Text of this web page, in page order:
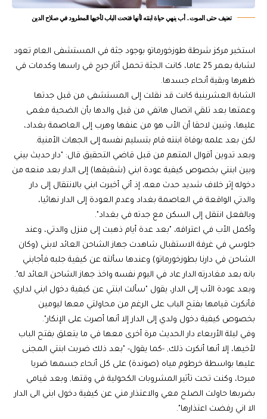
تعنيف حتى الموت.. أب ينهي حياة ابنته لأنها فتحت الباب لأخيها المطرود في صلاح الدين
استخبر مركز شرطة طوزخورماتو بوجود جثة في المستشفى العام تعود
لشابة بعمر 25 عاما، كانت الجثة تحمل آثار جرح في راسها وكدمات في
ظهرها وبقية أنحاء جسدها.
الشابة العشرينية كانت قد نقلت إلى المستشفى من قبل جدتها
وعمتها بعد تلقي اتصال هاتفي من قبل والدها بأن الضحية مغمى
عليها، وتبين لاحقا أن الأب هو من عنفها وهرب إلى العاصمة بغداد،
لكن بعد علمه بوفاة ابنته قام بتسليم نفسه إلى الجهات الأمنية.
وبعد تدوين أقوال المتهم من قبل قاضي التحقيق قال: "دار حديث بيني
وبين ابنتي بخصوص كيفية عودة ابني (شقيقها) إلى الدار بعد منعه من
دخوله إثر خلاف شديد حدث معه، إذ أني أخبرت ابني بالانتقال إلى دار
والدتي الواقعة في العاصمة بغداد وعدم العودة إلى الدار نهائيا،
وبالفعل انتقل إلى السكن مع جدته في بغداد".
وأكمل الأب في اعترافه، "بعد عدة أيام ذهبت إلى منزل والدتي، وعند
جلوسي في غرفة الاستقبال شاهدت جهاز الشاحن العائد لابني (وكان
الشاحن في دارنا بطوزخورماتو) وعندها سألته عن كيفية جلبه فأجابني
بانه بعد مغادرته الدار عاد في اليوم نفسه واخذ جهاز الشاحن العائد له".
وبعد عودة الأب إلى الدار، يقول "سألت ابنتي عن كيفية دخول ابني لداري
فأنكرت قيامها بفتح الباب على الرغم من محاولتي معها ليومين
بخصوص كيفية دخول ولدي إلى الدار إلا أنها أصرت على الإنكار".
وفي ليلة الأربعاء دار الحديث مرة أخرى معها في ما يتعلق بفتح الباب
لأخيها، إلا أنها أنكرت ذلك, -كما يقول- "بعد ذلك ضربت ابنتي المجنى
عليها بواسطة خرطوم مياه (صوندة) على كل أنحاء جسمها ضربا
مبرحا، وكنت تحت تأثير المشروبات الكحولية في وقتها, وبعد قيامي
بضربها حاولت الصلح معي والاعتذار مني عن كيفية دخول ابني الى الدار
الا اني رفضت اعتذارها".